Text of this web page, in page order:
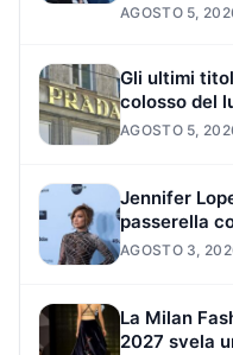
AGOSTO 5,
Gli ultimi
colosso del
AGOSTO 5,
Jennifer
passerella
AGOSTO 3,
La Milan
2027 svela